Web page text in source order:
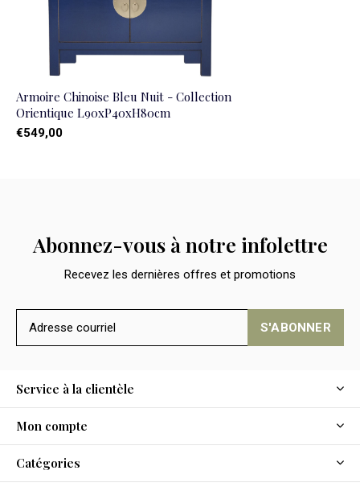
Armoire Chinoise Bleu Nuit - Collection
Orientique L90xP40xH80cm
€549,00
Abonnez-vous à notre infolettre
Recevez les dernières offres et promotions
S'ABONNER
Service à la clientèle
Mon compte
Catégories